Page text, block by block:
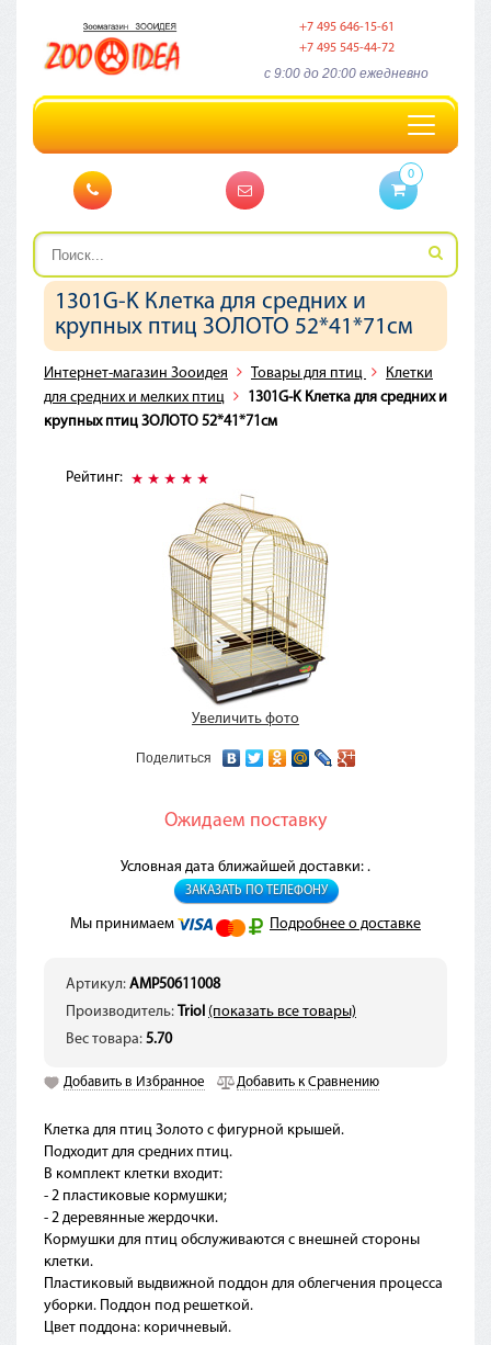
+7 495 646-15-61
+7 495 545-44-72
c 9:00 до 20:00 ежедневно
Toggle
navigation
0
1301G-K Клетка для средних и
крупных птиц ЗОЛОТО 52*41*71см
Интернет-магазин Зооидея Товары для птиц
Клетки
для средних и мелких птиц
1301G-K Клетка для средних и
крупных птиц ЗОЛОТО 52*41*71см
Рейтинг:
Увеличить фото
Поделиться
Ожидаем поставку
Условная дата ближайшей доставки: .
ЗАКАЗАТЬ ПО ТЕЛЕФОНУ
Мы принимаем Подробнее о доставке
Артикул: AMP50611008
Производитель: Triol (показать все товары)
Вес товара: 5.70
Добавить в Избранное Добавить к Сравнению
Клетка для птиц Золото с фигурной крышей.
Подходит для средних птиц.
В комплект клетки входит:
- 2 пластиковые кормушки;
- 2 деревянные жердочки.
Кормушки для птиц обслуживаются с внешней стороны
клетки.
Пластиковый выдвижной поддон для облегчения процесса
уборки. Поддон под решеткой.
Цвет поддона: коричневый.